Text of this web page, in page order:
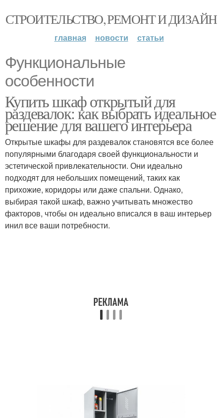
СТРОИТЕЛЬСТВО, РЕМОНТ И ДИЗАЙН
главная новости статьи
Функциональные
особенности
Купить шкаф открытый для
раздевалок: как выбрать идеальное
решение для вашего интерьера
Открытые шкафы для раздевалок становятся все более
популярными благодаря своей функциональности и
эстетической привлекательности. Они идеально
подходят для небольших помещений, таких как
прихожие, коридоры или даже спальни. Однако,
выбирая такой шкаф, важно учитывать множество
факторов, чтобы он идеально вписался в ваш интерьер
инил все ваши потребности.